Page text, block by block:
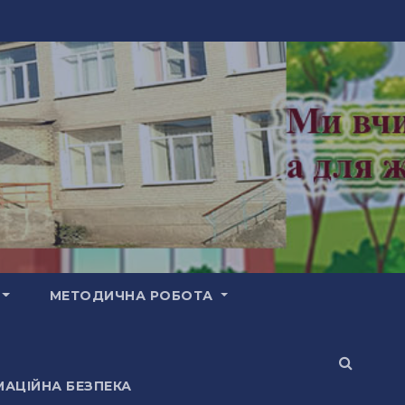
МЕТОДИЧНА РОБОТА
БЕЗПЕКА